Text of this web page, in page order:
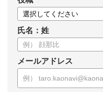
氏名：姓
メールアドレス